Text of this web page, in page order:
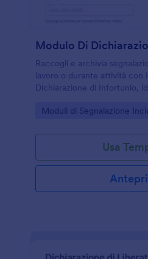
Modulo Di
Raccogli e archivia
lavoro o durante attività con
Dichiarazione di Infortunio,
ordinata con Jotform.
Go to Category:
Moduli di Segnalazione
Usa